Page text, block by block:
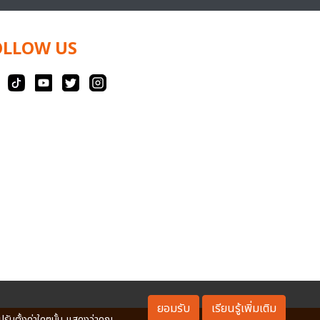
US
ยอมรับ เรียนรู้เพิ่มเติม